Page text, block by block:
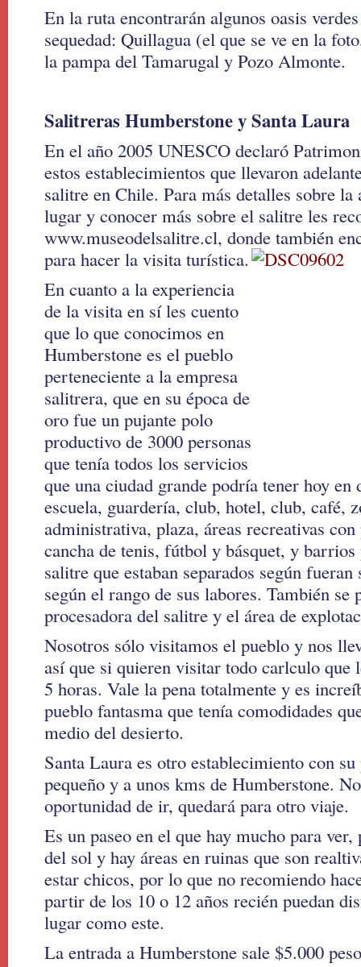
En la ruta encontrarán algunos oasis
sequedad: Quillagua (el que se ve en la
la pampa del Tamarugal y Pozo Almonte.
Salitreras Humberstone y Santa Laura
En el año 2005 UNESCO declaró
estos establecimientos que llevaron
salitre en Chile. Para más detalles sobre la
lugar y conocer más sobre el salitre les
www.museodelsalitre.cl, donde también
para hacer la visita turística.
En cuanto a la experiencia
de la visita en sí les cuento
que lo que conocimos en
Humberstone es el pueblo
perteneciente a la empresa
salitrera, que en su época de
oro fue un pujante polo
productivo de 3000 personas
que tenía todos los servicios
que una ciudad grande podría tener hoy
escuela, guardería, club, hotel, club, café,
administrativa, plaza, áreas recreativas
cancha de tenis, fútbol y básquet, y
salitre que estaban separados según
según el rango de sus labores. También se
procesadora del salitre y el área de
Nosotros sólo visitamos el pueblo y nos
así que si quieren visitar todo carlculo que
5 horas. Vale la pena totalmente y es
pueblo fantasma que tenía comodidades
medio del desierto.
Santa Laura es otro establecimiento con
pequeño y a unos kms de Humberstone.
oportunidad de ir, quedará para otro viaje.
Es un paseo en el que hay mucho para
del sol y hay áreas en ruinas que son
estar chicos, por lo que no recomiendo
partir de los 10 o 12 años recién puedan
lugar como este.
La entrada a Humberstone sale $5.000